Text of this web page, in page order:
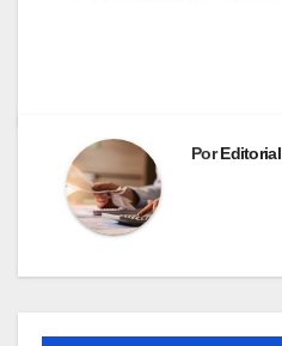
PorEditorial